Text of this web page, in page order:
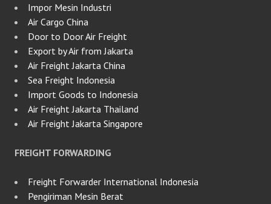
Impor Mesin Industri
Air Cargo China
Door to Door Air Freight
Export by Air from Jakarta
Air Freight Jakarta China
Sea Freight Indonesia
Import Goods to Indonesia
Air Freight Jakarta Thailand
Air Freight Jakarta Singapore
FREIGHT FORWARDING
Freight Forwarder International Indonesia
Pengiriman Mesin Berat